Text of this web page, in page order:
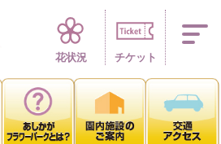
四季折々 花の
花状況 チケット